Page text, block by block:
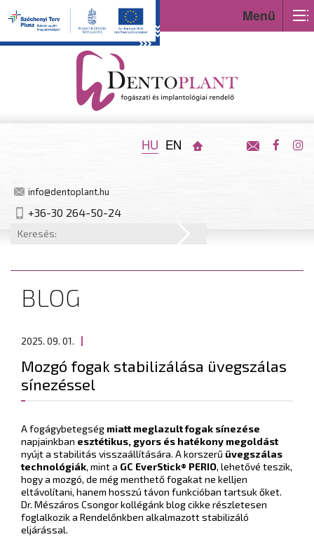
Menü
HU EN
info@dentoplant.hu
+36-30 264-50-24
BLOG
2025. 09. 01.
Mozgó fogak stabilizálása üvegszálas
sínezéssel
A fogágybetegség miatt meglazult fogak sínezése
napjainkban esztétikus, gyors és hatékony megoldást
nyújt a stabilitás visszaállítására. A korszerű üvegszálas
technológiák, mint a GC EverStick® PERIO, lehetővé teszik,
hogy a mozgó, de még menthető fogakat ne kelljen
eltávolítani, hanem hosszú távon funkcióban tartsuk őket.
Dr. Mészáros Csongor kollégánk blog cikke részletesen
foglalkozik a Rendelőnkben alkalmazott stabilizáló
eljárással.